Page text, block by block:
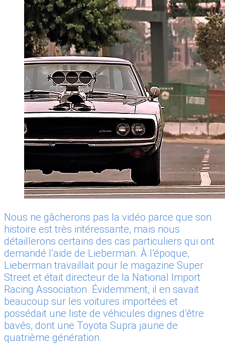
Nous ne gâcherons pas la vidéo parce que son
histoire est très intéressante, mais nous
détaillerons certains des cas particuliers qui ont
demandé l’aide de Lieberman. À l’époque,
Lieberman travaillait pour le magazine Super
Street et était directeur de la National Import
Racing Association. Évidemment, il en savait
beaucoup sur les voitures importées et
possédait une liste de véhicules dignes d’être
bavés, dont une Toyota Supra jaune de
quatrième génération.